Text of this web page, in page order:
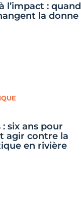
l’impact : quand
la donne
six ans pour
agir contre la
en rivière